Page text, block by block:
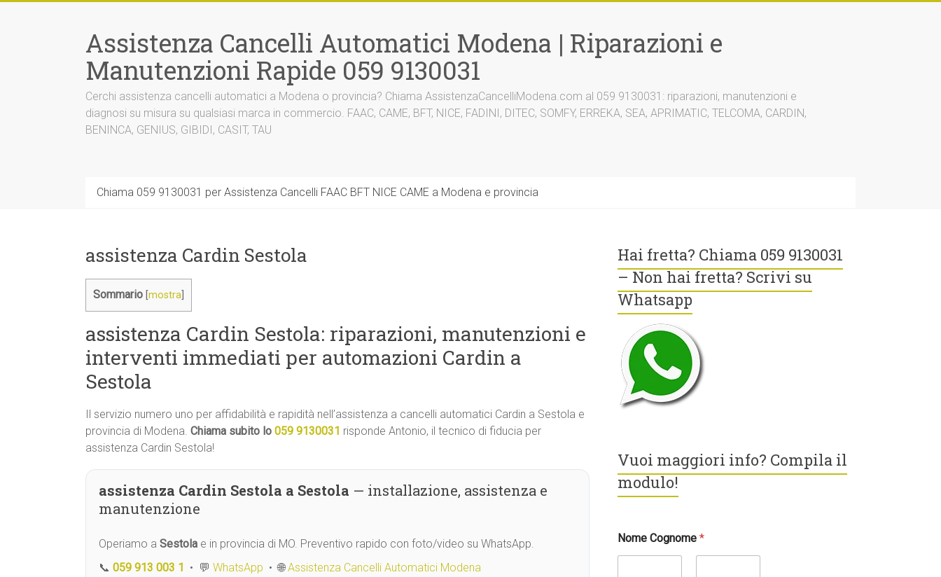
Assistenza Cancelli Automatici Modena | Riparazioni e
Manutenzioni Rapide 059 9130031
Cerchi assistenza cancelli automatici a Modena o provincia? Chiama AssistenzaCancelliModena.com al 059 9130031: riparazioni, manutenzioni e
diagnosi su misura su qualsiasi marca in commercio. FAAC, CAME, BFT, NICE, FADINI, DITEC, SOMFY, ERREKA, SEA, APRIMATIC, TELCOMA, CARDIN,
BENINCA, GENIUS, GIBIDI, CASIT, TAU
Chiama 059 9130031 per Assistenza Cancelli FAAC BFT NICE CAME a Modena e provincia
assistenza Cardin Sestola
Sommario mostra
assistenza Cardin Sestola: riparazioni, manutenzioni e
interventi immediati per automazioni Cardin a
Sestola
Il servizio numero uno per affidabilità e rapidità nell’assistenza a cancelli automatici Cardin a Sestola e
provincia di Modena. Chiama subito lo 059 9130031 risponde Antonio, il tecnico di fiducia per
assistenza Cardin Sestola!
assistenza Cardin Sestola a Sestola — installazione, assistenza e
manutenzione
Operiamo a Sestola e in provincia di MO. Preventivo rapido con foto/video su WhatsApp.
📞 059 913 003 1 • 💬 WhatsApp • 🌐Assistenza Cancelli Automatici Modena
Hai fretta? Chiama 059 9130031
– Non hai fretta? Scrivi su
Whatsapp
Vuoi maggiori info? Compila il
modulo!
Nome Cognome*